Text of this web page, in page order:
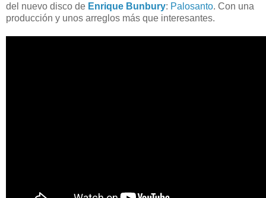
del nuevo disco de Enrique Bunbury: Palosanto. Con una
producción y unos arreglos más que interesantes.